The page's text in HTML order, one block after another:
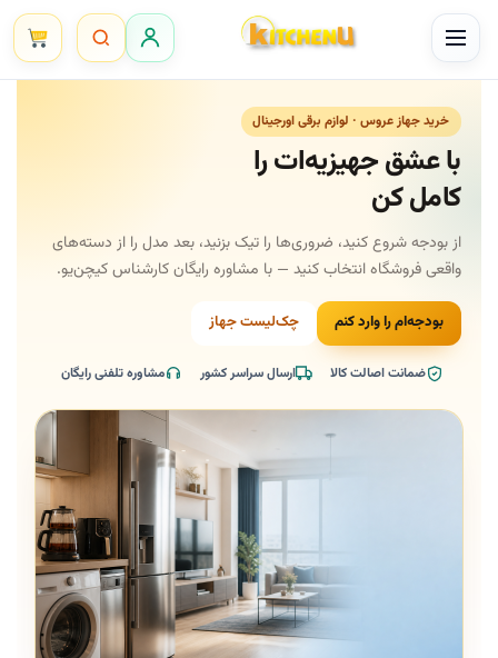
Skip
content
خرید جهاز عروس · لوازم برقی اورجینال
با عشق جهیزیه‌ات را
کامل کن
از بودجه شروع کنید، ضروری‌ها را تیک بزنید، بعد مدل را از دسته‌های
واقعی فروشگاه انتخاب کنید — با مشاوره رایگان کارشناس کیچن‌یو.
بودجه‌ام را وارد کنم چک‌لیست جهاز
ضمانت اصالت کالا ارسال سراسر کشور مشاوره تلفنی رایگان